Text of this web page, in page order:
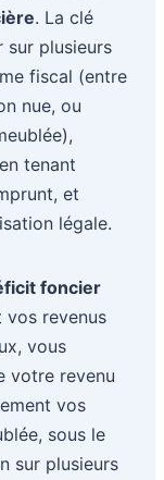
. La clé
sur plusieurs
fiscal (entre
nue, ou
tenant
et
légale.
foncier
vos revenus
vous
votre revenu
vos
sous le
sur plusieurs